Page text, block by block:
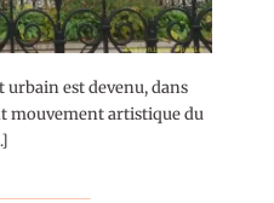
urbain est devenu, dans
mouvement artistique du